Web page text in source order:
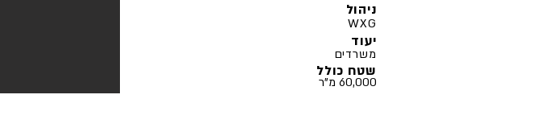
WXG
ניהול
יעוד
משרדים
60,000 מ"ר
שטח כולל